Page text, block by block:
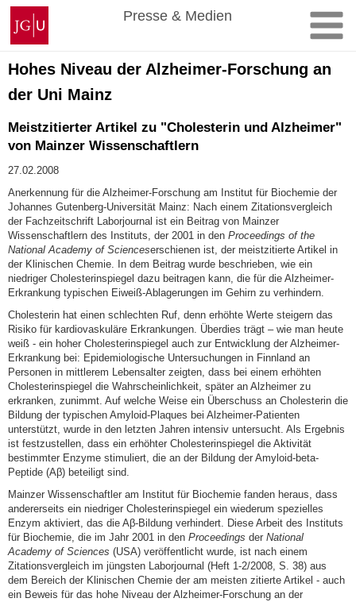
Zum
Inhalt
springen
Johannes
Gutenberg-
Universität
Mainz
Presse & Medien
Hohes Niveau der Alzheimer-Forschung an
der Uni Mainz
Meistzitierter Artikel zu "Cholesterin und Alzheimer"
von Mainzer Wissenschaftlern
27.02.2008
Anerkennung für die Alzheimer-Forschung am Institut für Biochemie der
Johannes Gutenberg-Universität Mainz: Nach einem Zitationsvergleich
der Fachzeitschrift Laborjournal ist ein Beitrag von Mainzer
Wissenschaftlern des Instituts, der 2001 in den Proceedings of the
National Academy of Scienceserschienen ist, der meistzitierte Artikel in
der Klinischen Chemie. In dem Beitrag wurde beschrieben, wie ein
niedriger Cholesterinspiegel dazu beitragen kann, die für die Alzheimer-
Erkrankung typischen Eiweiß-Ablagerungen im Gehirn zu verhindern.
Cholesterin hat einen schlechten Ruf, denn erhöhte Werte steigern das
Risiko für kardiovaskuläre Erkrankungen. Überdies trägt – wie man heute
weiß - ein hoher Cholesterinspiegel auch zur Entwicklung der Alzheimer-
Erkrankung bei: Epidemiologische Untersuchungen in Finnland an
Personen in mittlerem Lebensalter zeigten, dass bei einem erhöhten
Cholesterinspiegel die Wahrscheinlichkeit, später an Alzheimer zu
erkranken, zunimmt. Auf welche Weise ein Überschuss an Cholesterin die
Bildung der typischen Amyloid-Plaques bei Alzheimer-Patienten
unterstützt, wurde in den letzten Jahren intensiv untersucht. Als Ergebnis
ist festzustellen, dass ein erhöhter Cholesterinspiegel die Aktivität
bestimmter Enzyme stimuliert, die an der Bildung der Amyloid-beta-
Peptide (Aβ) beteiligt sind.
Mainzer Wissenschaftler am Institut für Biochemie fanden heraus, dass
andererseits ein niedriger Cholesterinspiegel ein wiederum spezielles
Enzym aktiviert, das die Aβ-Bildung verhindert. Diese Arbeit des Instituts
für Biochemie, die im Jahr 2001 in den Proceedings der National
Academy of Sciences (USA) veröffentlicht wurde, ist nach einem
Zitationsvergleich im jüngsten Laborjournal (Heft 1-2/2008, S. 38) aus
dem Bereich der Klinischen Chemie der am meisten zitierte Artikel - auch
ein Beweis für das hohe Niveau der Alzheimer-Forschung an der